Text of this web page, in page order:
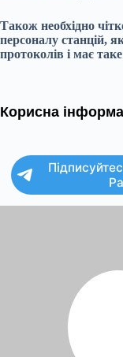
Також необхідно
персоналу станцій,
протоколів і має
Корисна